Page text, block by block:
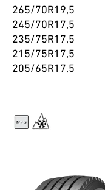
265/70R19,5
245/70R17,5
235/75R17,5
215/75R17,5
205/65R17,5